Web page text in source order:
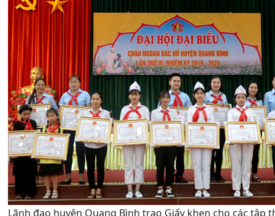
Lãnh đạo huyện Quang Bình trao Giấy khen cho các tập